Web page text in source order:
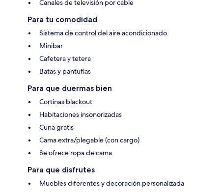
Canales de televisión por cable
Para tu comodidad
Sistema de control del aire acondicionado
Minibar
Cafetera y tetera
Batas y pantuflas
Para que duermas bien
Cortinas blackout
Habitaciones insonorizadas
Cuna gratis
Cama extra/plegable (con cargo)
Se ofrece ropa de cama
Para que disfrutes
Muebles diferentes y decoración personalizada